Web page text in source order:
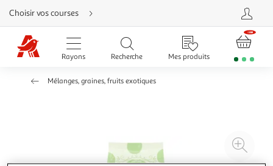
Aller
directement
au
contenu
Aller
directement
Aller
Choisir vos courses
Rayons Recherche Mes produits
Mélanges, graines, fruits exotiques